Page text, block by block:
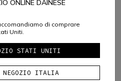
ONLINE DAINESE
di comprare
Uniti.
STATI UNITI
ITALIA